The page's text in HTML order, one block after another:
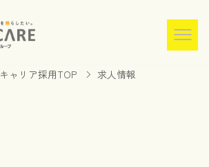
キャリア採用TOP 求人情報